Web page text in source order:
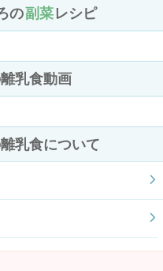
の副菜レシピ
乳食動画
乳食について